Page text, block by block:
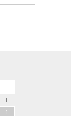
土
1